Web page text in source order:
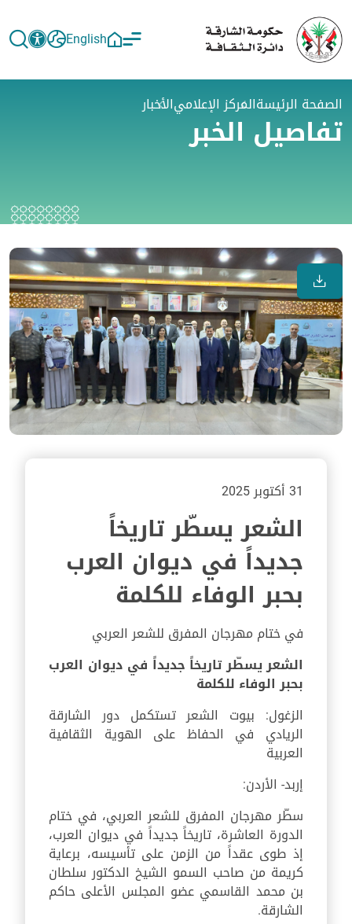
English
الصفحة الرئيسةالمركز الإعلاميالأخبار
تفاصيل الخبر
31 أكتوبر 2025
الشعر يسطّر تاريخاً
جديداً في ديوان العرب
بحبر الوفاء للكلمة
في ختام مهرجان المفرق للشعر العربي
الشعر يسطّر تاريخاً جديداً في ديوان العرب
بحبر الوفاء للكلمة
الزغول: بيوت الشعر تستكمل دور الشارقة
الريادي في الحفاظ على الهوية الثقافية
العربية
إربد- الأردن:
سطّر مهرجان المفرق للشعر العربي، في ختام
الدورة العاشرة، تاريخاً جديداً في ديوان العرب،
إذ طوى عقداً من الزمن على تأسيسه، برعاية
كريمة من صاحب السمو الشيخ الدكتور سلطان
بن محمد القاسمي عضو المجلس الأعلى حاكم
الشارقة.